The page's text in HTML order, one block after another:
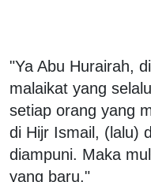
"Ya Abu Hurairah,
malaikat yang
setiap orang yang
di Hijr Ismail, (lalu)
diampuni. Maka
yang baru."